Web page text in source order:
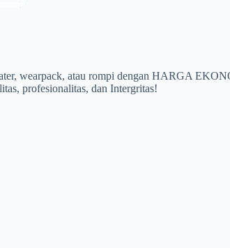
wearpack, atau rompi dengan HARGA
profesionalitas, dan Intergritas!